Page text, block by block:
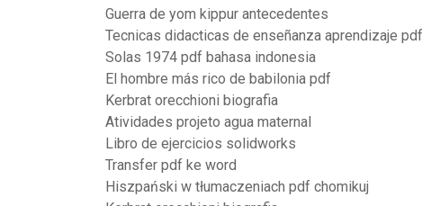
Guerra de yom kippur antecedentes
Tecnicas didacticas de enseñanza aprendizaje pdf
Solas 1974 pdf bahasa indonesia
El hombre más rico de babilonia pdf
Kerbrat orecchioni biografia
Atividades projeto agua maternal
Libro de ejercicios solidworks
Transfer pdf ke word
Hiszpański w tłumaczeniach pdf chomikuj